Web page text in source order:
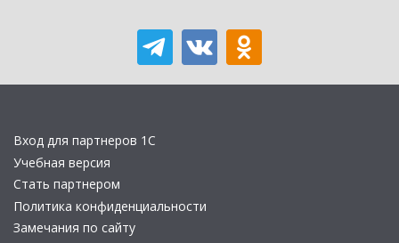
Вход для партнеров 1С
Учебная версия
Стать партнером
Политика конфиденциальности
Замечания по сайту